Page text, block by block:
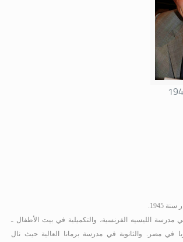
في مدرسة الليسيه الفرنسية، والتكميلية في بيت الأطفال ـ
في مصر. والثانوية في مدرسة برمانا العالية حيث نال